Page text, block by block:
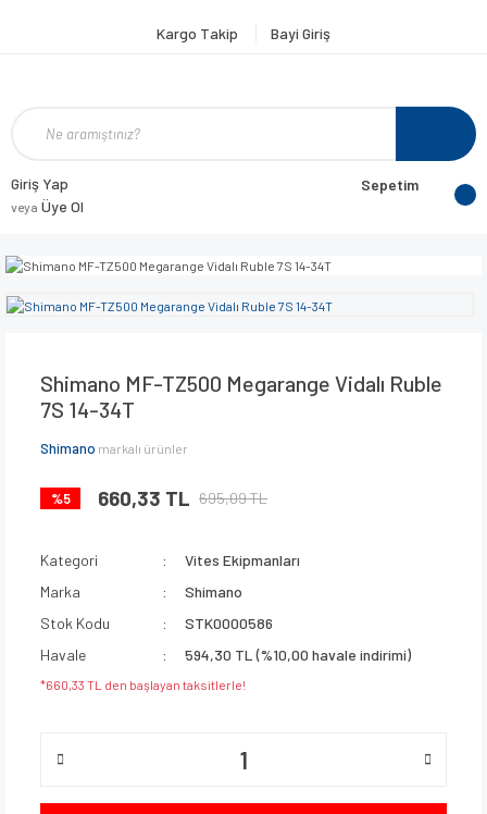
Kargo Takip Bayi Giriş
Giriş Yap
veya Üye Ol
Sepetim
Shimano MF-TZ500 Megarange Vidalı Ruble
7S 14-34T
Shimano markalı ürünler
%5 660,33 TL 695,09 TL
Kategori
Vites Ekipmanları
Marka
Shimano
Stok Kodu
STK0000586
Havale
594,30 TL (%10,00 havale indirimi)
*660,33 TL den başlayan taksitlerle!